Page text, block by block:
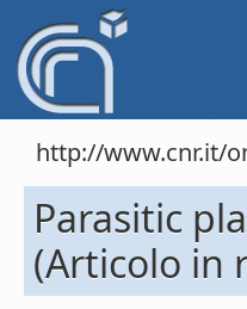
http://www.cnr.it/
Parasitic
(Articolo in